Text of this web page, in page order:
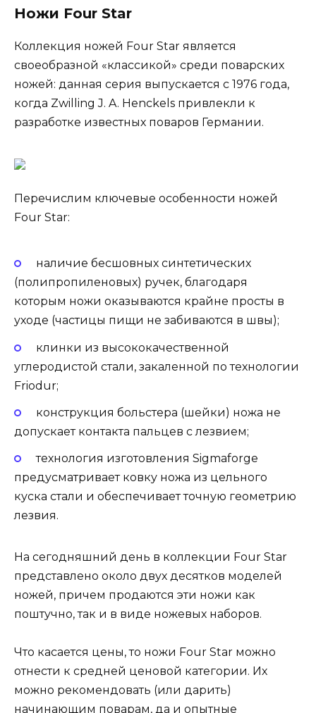
Ножи Four Star
Коллекция ножей Four Star является
своеобразной «классикой» среди поварских
ножей: данная серия выпускается с 1976 года,
когда Zwilling J. A. Henckels привлекли к
разработке известных поваров Германии.
Перечислим ключевые особенности ножей
Four Star:
наличие бесшовных синтетических
(полипропиленовых) ручек, благодаря
которым ножи оказываются крайне просты в
уходе (частицы пищи не забиваются в швы);
клинки из высококачественной
углеродистой стали, закаленной по технологии
Friodur;
конструкция больстера (шейки) ножа не
допускает контакта пальцев с лезвием;
технология изготовления Sigmaforge
предусматривает ковку ножа из цельного
куска стали и обеспечивает точную геометрию
лезвия.
На сегодняшний день в коллекции Four Star
представлено около двух десятков моделей
ножей, причем продаются эти ножи как
поштучно, так и в виде ножевых наборов.
Что касается цены, то ножи Four Star можно
отнести к средней ценовой категории. Их
можно рекомендовать (или дарить)
начинающим поварам, да и опытные